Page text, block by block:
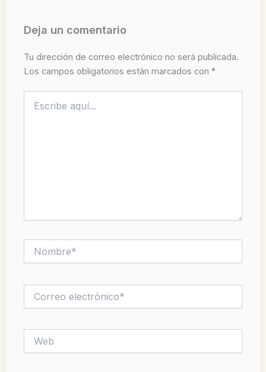
Deja un comentario
Tu dirección de correo electrónico no será publicada.
Los campos obligatorios están marcados con *
aquí...
electrónico*